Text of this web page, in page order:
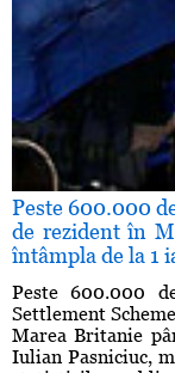
Peste 600.000
de rezident în
întâmpla de la 1
Peste 600.000
Settlement
Marea Britanie
Iulian Pasniciuc,